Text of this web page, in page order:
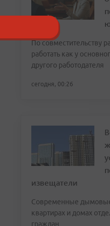
По совместительству
работать как у
другого работодателя
сегодня, 00:26
извещатели
Современные
квартирах и домах
граждан